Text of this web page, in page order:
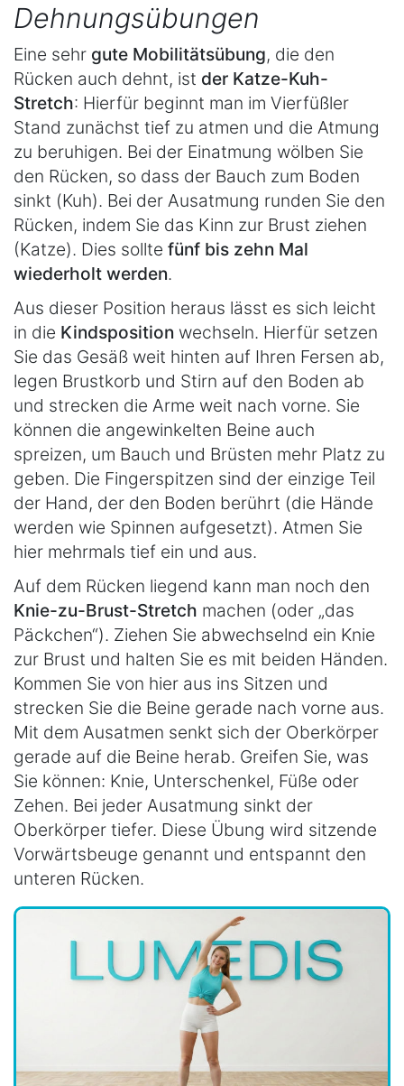
Dehnungsübungen
Eine sehr gute Mobilitätsübung, die den
Rücken auch dehnt, ist der Katze-Kuh-
Stretch: Hierfür beginnt man im Vierfüßler
Stand zunächst tief zu atmen und die Atmung
zu beruhigen. Bei der Einatmung wölben Sie
den Rücken, so dass der Bauch zum Boden
sinkt (Kuh). Bei der Ausatmung runden Sie den
Rücken, indem Sie das Kinn zur Brust ziehen
(Katze). Dies sollte fünf bis zehn Mal
wiederholt werden.
Aus dieser Position heraus lässt es sich leicht
in die Kindsposition wechseln. Hierfür setzen
Sie das Gesäß weit hinten auf Ihren Fersen ab,
legen Brustkorb und Stirn auf den Boden ab
und strecken die Arme weit nach vorne. Sie
können die angewinkelten Beine auch
spreizen, um Bauch und Brüsten mehr Platz zu
geben. Die Fingerspitzen sind der einzige Teil
der Hand, der den Boden berührt (die Hände
werden wie Spinnen aufgesetzt). Atmen Sie
hier mehrmals tief ein und aus.
Auf dem Rücken liegend kann man noch den
Knie-zu-Brust-Stretch machen (oder „das
Päckchen“). Ziehen Sie abwechselnd ein Knie
zur Brust und halten Sie es mit beiden Händen.
Kommen Sie von hier aus ins Sitzen und
strecken Sie die Beine gerade nach vorne aus.
Mit dem Ausatmen senkt sich der Oberkörper
gerade auf die Beine herab. Greifen Sie, was
Sie können: Knie, Unterschenkel, Füße oder
Zehen. Bei jeder Ausatmung sinkt der
Oberkörper tiefer. Diese Übung wird sitzende
Vorwärtsbeuge genannt und entspannt den
unteren Rücken.